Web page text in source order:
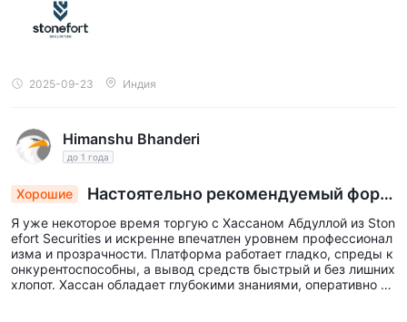
2025-09-23 Индия
Himanshu Bhanderi
до 1 года
Хорошие
Настоятельно рекомендуемый форе
кс-брокер
Я уже некоторое время торгую с Хассаном Абдуллой из Ston
efort Securities и искренне впечатлен уровнем профессионал
изма и прозрачности. Платформа работает гладко, спреды к
онкурентоспособны, а вывод средств быстрый и без лишних
хлопот. Хассан обладает глубокими знаниями, оперативно ре